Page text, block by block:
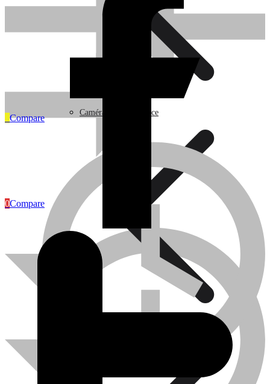
Caméra de surveillance
Articles Industriels
0Compare
Caméra de surveillance
Compare